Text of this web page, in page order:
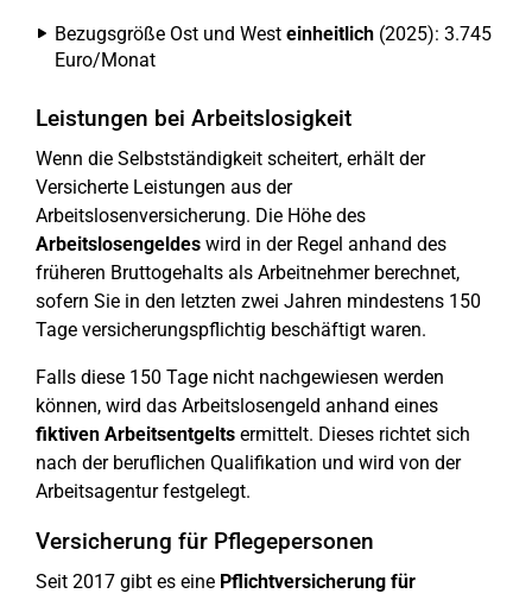
Bezugsgröße Ost und West einheitlich (2025): 3.745
Euro/Monat
Leistungen bei Arbeitslosigkeit
Wenn die Selbstständigkeit scheitert, erhält der
Versicherte Leistungen aus der
Arbeitslosenversicherung. Die Höhe des
Arbeitslosengeldes wird in der Regel anhand des
früheren Bruttogehalts als Arbeitnehmer berechnet,
sofern Sie in den letzten zwei Jahren mindestens 150
Tage versicherungspflichtig beschäftigt waren.
Falls diese 150 Tage nicht nachgewiesen werden
können, wird das Arbeitslosengeld anhand eines
fiktiven Arbeitsentgelts ermittelt. Dieses richtet sich
nach der beruflichen Qualifikation und wird von der
Arbeitsagentur festgelegt.
Versicherung für Pflegepersonen
Seit 2017 gibt es eine Pflichtversicherung für